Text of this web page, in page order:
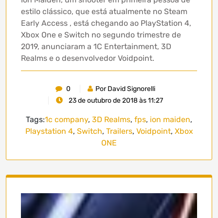
estilo clássico, que está atualmente no Steam
Early Access , está chegando ao PlayStation 4,
Xbox One e Switch no segundo trimestre de
2019, anunciaram a 1C Entertainment, 3D
Realms e o desenvolvedor Voidpoint.
0
Por David Signorelli
23 de outubro de 2018 às 11:27
Tags:1c company, 3D Realms, fps, ion maiden,
Playstation 4, Switch, Trailers, Voidpoint, Xbox
ONE